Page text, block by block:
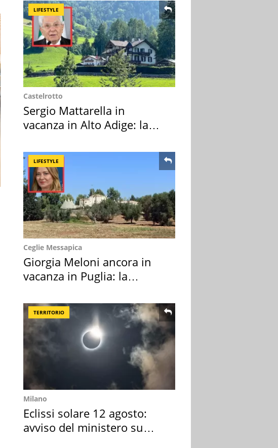
LIFESTYLE
Castelrotto
Sergio Mattarella in
vacanza in Alto Adige: la
LIFESTYLE
Ceglie Messapica
Giorgia Meloni ancora in
vacanza in Puglia: la
TERRITORIO
Milano
Eclissi solare 12 agosto:
avviso del ministero su